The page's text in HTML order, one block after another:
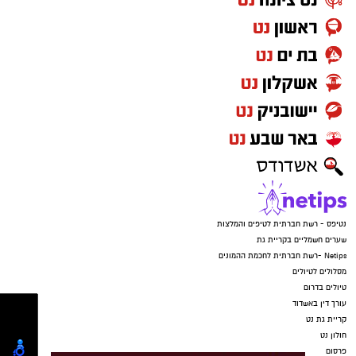
נטיפס - רשת חברתית לטיפים והמלצות
שערים חשמליים בקריית גת
Netips -רשת חברתית לחכמת ההמונים
מסלולים לטיולים
טיולים בדרום
עורך דין באשדוד
קריית גת נט
חולון נט
פרסום